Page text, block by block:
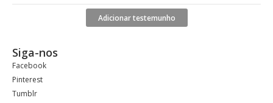
Adicionar testemunho
Siga-nos
Facebook
Pinterest
Tumblr